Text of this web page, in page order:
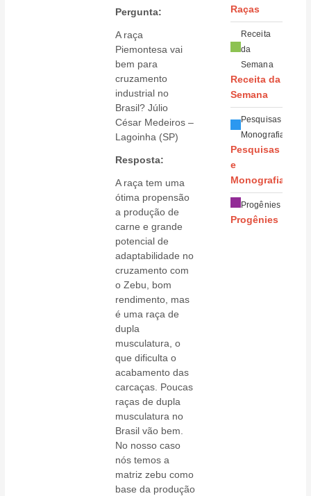
Pergunta:
A raça
Piemontesa vai
bem para
cruzamento
industrial no
Brasil? Júlio
César Medeiros –
Lagoinha (SP)
Resposta:
A raça tem uma
ótima propensão
a produção de
carne e grande
potencial de
adaptabilidade no
cruzamento com
o Zebu, bom
rendimento, mas
é uma raça de
dupla
musculatura, o
que dificulta o
acabamento das
carcaças. Poucas
raças de dupla
musculatura no
Brasil vão bem.
No nosso caso
nós temos a
matriz zebu como
base da produção
Raças
Receita
da
Semana
Receita da
Semana
Pesquisas e
Monografias
Pesquisas
e
Monografias
Progênies
Progênies